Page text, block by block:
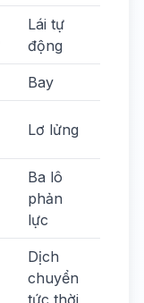
Lái tự
động
Bay
Lơ lửng
Ba lô
phản
lực
Dịch
chuyển
tức thời